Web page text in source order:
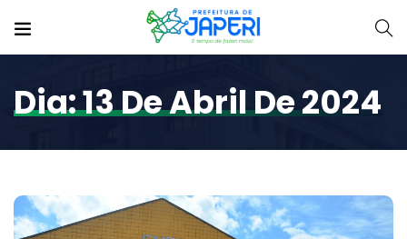
Dia:13 De Abril De 2024